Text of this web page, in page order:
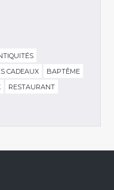
CADEAUX
BAPTÊME
RESTAURANT